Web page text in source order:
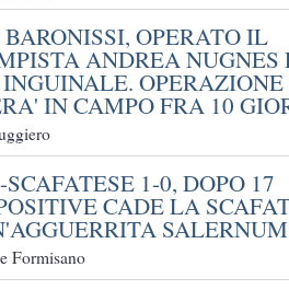
OPERATO IL
ANDREA NUGNES
OPERAZIONE
IN CAMPO FRA 10
1-0, DOPO 17
CADE LA
SALERNUM
Formisano